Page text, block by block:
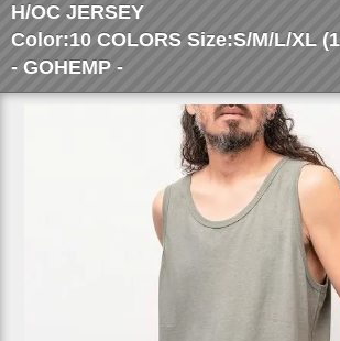
H/OC JERSEY
Color:10 COLORS Size:S/M/L/XL
- GOHEMP -